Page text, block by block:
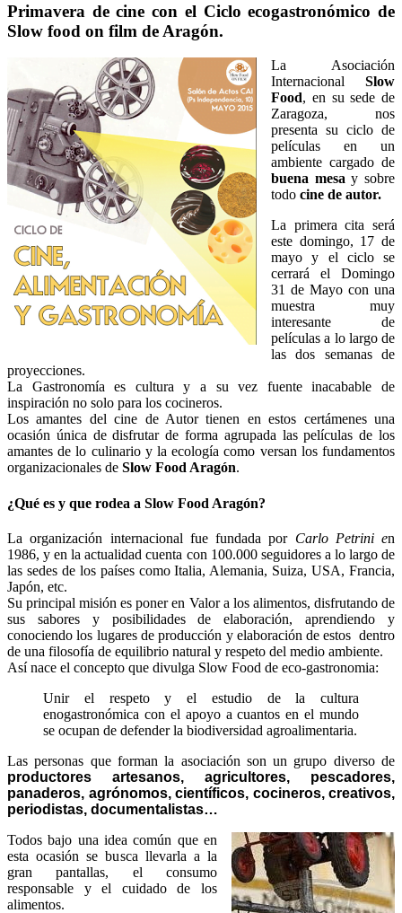
Primavera de cine con el Ciclo ecogastronómico de
Slow food on film de Aragón.
La Asociación
Internacional Slow
Food, en su sede de
Zaragoza, nos
presenta su ciclo de
películas en un
ambiente cargado de
buena mesa y sobre
todo cine de autor.
La primera cita será
este domingo, 17 de
mayo y el ciclo se
cerrará el Domingo
31 de Mayo con una
muestra muy
interesante de
películas a lo largo de
las dos semanas de
proyecciones.
La Gastronomía es cultura y a su vez fuente inacabable de
inspiración no solo para los cocineros.
Los amantes del cine de Autor tienen en estos certámenes una
ocasión única de disfrutar de forma agrupada las películas de los
amantes de lo culinario y la ecología como versan los fundamentos
organizacionales de Slow Food Aragón.
¿Qué es y que rodea a Slow Food Aragón?
La organización internacional fue fundada por Carlo Petrini en
1986, y en la actualidad cuenta con 100.000 seguidores a lo largo de
las sedes de los países como Italia, Alemania, Suiza, USA, Francia,
Japón, etc.
Su principal misión es poner en Valor a los alimentos, disfrutando de
sus sabores y posibilidades de elaboración, aprendiendo y
conociendo los lugares de producción y elaboración de estos dentro
de una filosofía de equilibrio natural y respeto del medio ambiente.
Así nace el concepto que divulga Slow Food de eco-gastronomia:
Unir el respeto y el estudio de la cultura
enogastronómica con el apoyo a cuantos en el mundo
se ocupan de defender la biodiversidad agroalimentaria.
Las personas que forman la asociación son un grupo diverso de
productores artesanos, agricultores, pescadores,
panaderos, agrónomos, científicos, cocineros, creativos,
periodistas, documentalistas…
Todos bajo una idea común que en
esta ocasión se busca llevarla a la
gran pantallas, el consumo
responsable y el cuidado de los
alimentos.